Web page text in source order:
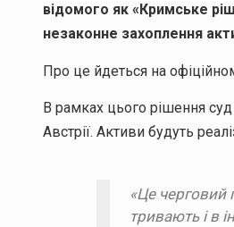
відомого як «Кримське
незаконне захоплення
Про це йдеться на
В рамках цього рішення суд
Австрії. Активи будуть
«Це черговий
тривають і в